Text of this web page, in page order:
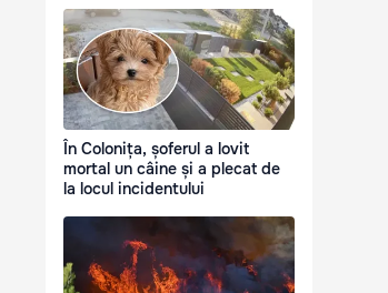
În Colonița, șoferul a lovit
mortal un câine și a plecat de
la locul incidentului